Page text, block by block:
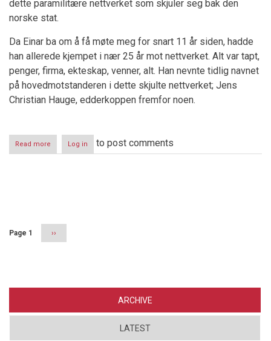
dette paramilitære nettverket som skjuler seg bak den
norske stat.
Da Einar ba om å få møte meg for snart 11 år siden, hadde
han allerede kjempet i nær 25 år mot nettverket. Alt var tapt,
penger, firma, ekteskap, venner, alt. Han nevnte tidlig navnet
på hovedmotstanderen i dette skjulte nettverket; Jens
Christian Hauge, edderkoppen fremfor noen.
Read more about
Domstolen
Log in to post comments
Page 1
Next
page
››
ARCHIVE
LATEST